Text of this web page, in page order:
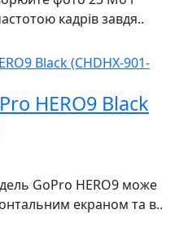
кадрів завдя..
HERO9 Black
GoPro HERO9 може
екраном та в..